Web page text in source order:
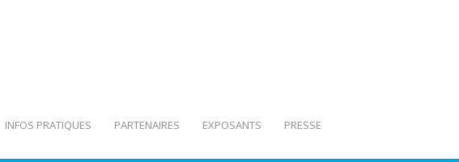
INFOS PRATIQUES PARTENAIRES EXPOSANTS PRESSE